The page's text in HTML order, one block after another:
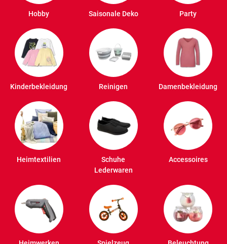
Hobby Saisonale Deko Party
Kinderbekleidung Reinigen Damenbekleidung
Heimtextilien
Schuhe
Lederwaren
Accessoires